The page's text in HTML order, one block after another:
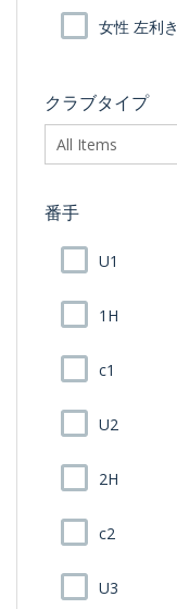
女性 左利き
クラブタイプ
番手
U1
1H
c1
U2
2H
c2
U3